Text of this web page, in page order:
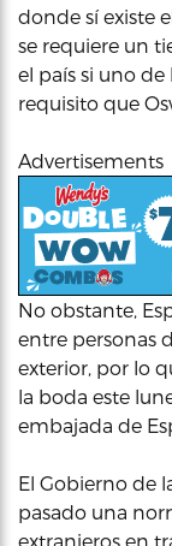
donde sí existe
se requiere un
el país si uno de
requisito que
Advertisements
No obstante,
entre personas
exterior, por lo
la boda este
embajada de
El Gobierno de
pasado una
extranjeros en